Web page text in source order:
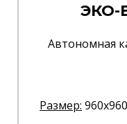
ЭКО-
Автономная
Размер: